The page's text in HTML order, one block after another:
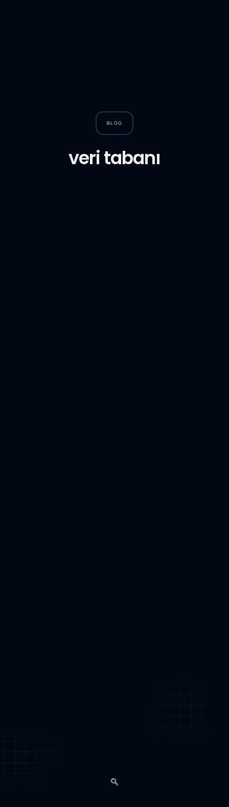
BLOG
veri tabanı